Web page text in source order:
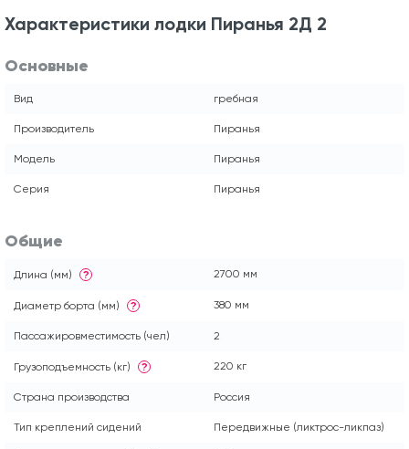
Характеристики лодки Пиранья 2Д 2
Основные
Вид гребная
Производитель Пиранья
Модель Пиранья
Серия Пиранья
Общие
Длина (мм) ? 2700 мм
Диаметр борта (мм) ? 380 мм
Пассажировместимость (чел) 2
Грузоподъемность (кг) ? 220 кг
Страна производства Россия
Тип креплений сидений Передвижные (ликтрос-ликпаз)